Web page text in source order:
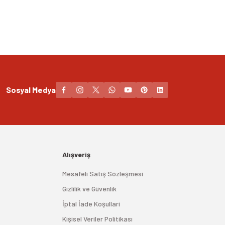
Sosyal Medya
Alışveriş
Mesafeli Satış Sözleşmesi
Gizlilik ve Güvenlik
İptal İade Koşullari
Kişisel Veriler Politikası